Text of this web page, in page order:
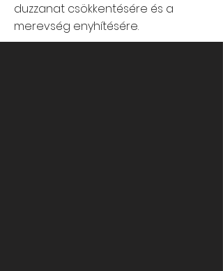
duzzanat csökkentésére és a
merevség enyhítésére.